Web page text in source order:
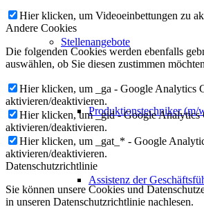
Stellenangebote
Produktionstechniker (m/
Assistenz der
Hier klicken, um Videoeinbettungen zu
Andere Cookies
Die folgenden Cookies werden ebenfalls
auswählen, ob Sie diesen zustimmen
Hier klicken, um _ga - Google Analytics
aktivieren/deaktivieren.
Hier klicken, um _gid - Google Analytics
aktivieren/deaktivieren.
Hier klicken, um _gat_* - Google
aktivieren/deaktivieren.
Datenschutzrichtlinie
Sie können unsere Cookies und
in unseren Datenschutzrichtlinie nachlesen.